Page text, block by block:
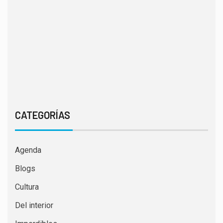
CATEGORÍAS
Agenda
Blogs
Cultura
Del interior